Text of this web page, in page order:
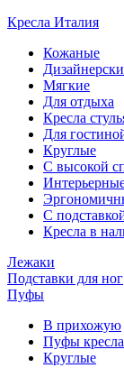
Кресла Италия
Кожаные
Мягкие
Для отдыха
Кресла
Для
Круглые
С высокой
С
Кресла в
Лежаки
Подставки для ног
Пуфы
В прихожую
Пуфы кресла
Круглые